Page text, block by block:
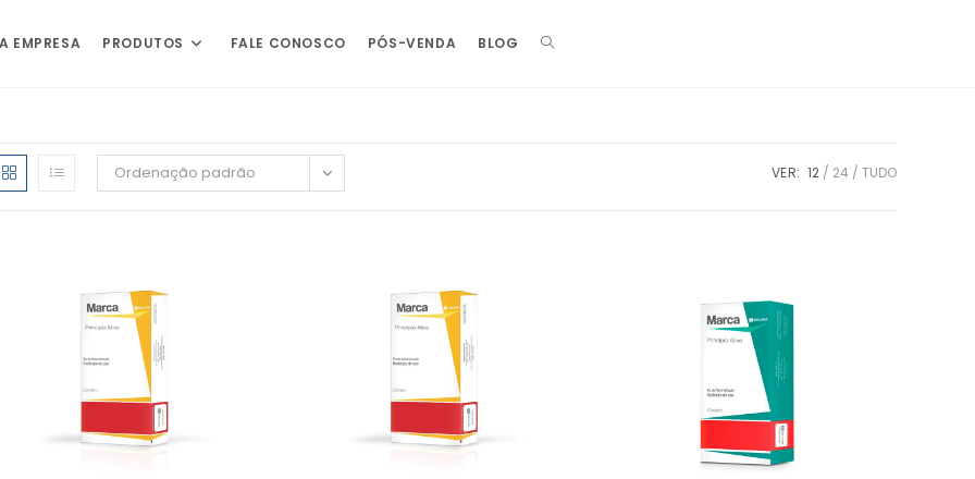
EMPRESA PRODUTOS FALE CONOSCO PÓS-VENDA BLOG
Ordenação padrão VER: 12 24 TUDO